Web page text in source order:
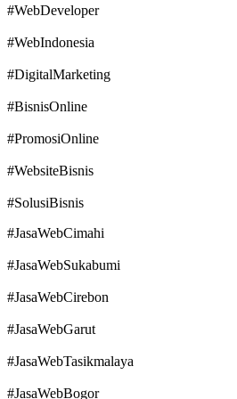
#WebDeveloper
#WebIndonesia
#DigitalMarketing
#BisnisOnline
#PromosiOnline
#WebsiteBisnis
#SolusiBisnis
#JasaWebCimahi
#JasaWebSukabumi
#JasaWebCirebon
#JasaWebGarut
#JasaWebTasikmalaya
#JasaWebBogor